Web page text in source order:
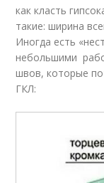
как класть
такие: ширина
Иногда есть
небольшими
швов, которые
ГКЛ: